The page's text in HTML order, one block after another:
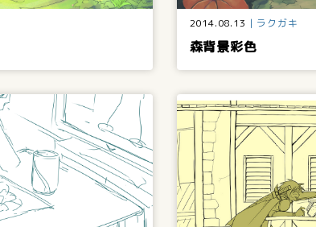
2014.08.13 ラクガキ
森背景彩色